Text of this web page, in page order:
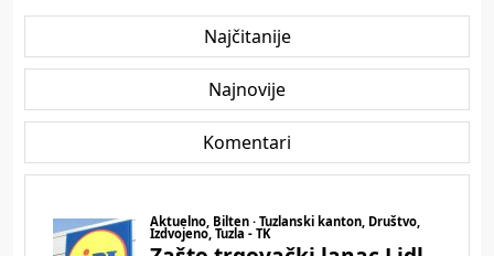
Najčitanije
Najnovije
Komentari